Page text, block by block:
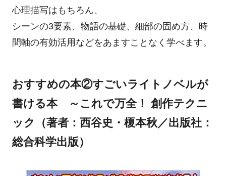
心理描写はもちろん、
シーンの3要素、物語の基礎、細部の固め方、時
間軸の有効活用などをあますことなく学べます。
おすすめの本②すごいライトノベルが
書ける本 ～これで万全！ 創作テクニ
ック（著者：西谷史・榎本秋／出版社：
総合科学出版）